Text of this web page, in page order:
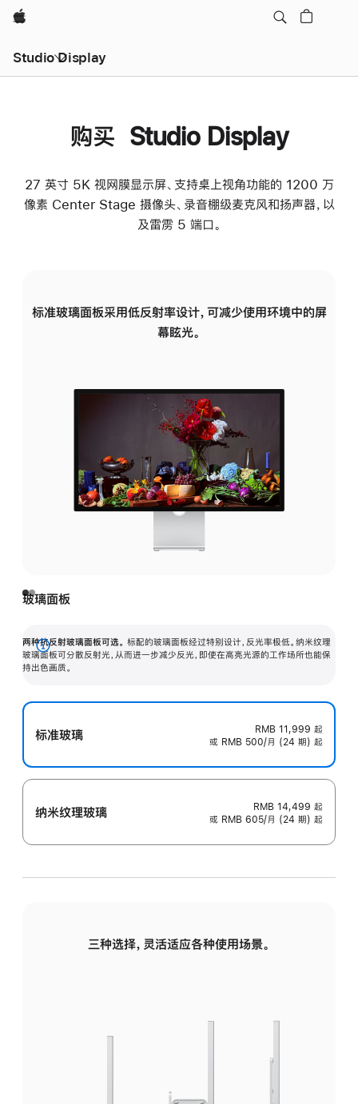
Apple
Studio Display
购买 Studio Display
27 英寸 5K 视网膜显示屏、支持桌上视角功能的 1200 万
像素 Center Stage 摄像头、录音棚级麦克风和扬声器，以
及雷雳 5 端口。
标准玻璃面板采用低反射率设计，可减少使用环境中的屏
幕眩光。
玻璃面板
两种抗反射玻璃面板可选。 标配的玻璃面板经过特别设计，反光率极低。纳米纹理
玻璃面板可分散反射光，从而进一步减少反光，即使在高亮光源的工作场所也能保
持出色画质。
展
开
标准玻璃 RMB 11,999 起
或 RMB 500/月 (24 期) 起
纳米纹理玻璃 RMB 14,499 起
或 RMB 605/月 (24 期) 起
三种选择，灵活适应各种使用场景。